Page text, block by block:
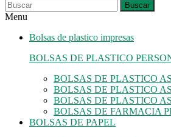
Buscar
Menu
Bolsas de plastico impresas
BOLSAS DE PLASTICO
BOLSAS DE PLASTICO
BOLSAS DE PLASTICO
BOLSAS DE PLASTICO
BOLSAS DE FARMACIA
BOLSAS DE PAPEL